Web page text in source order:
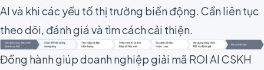
AI và khi các yếu tố thị trường biến động. Cần liên tục
theo dõi, đánh giá và tìm cách cải thiện.
Đồng hành giúp doanh nghiệp giải mã ROI AI CSKH